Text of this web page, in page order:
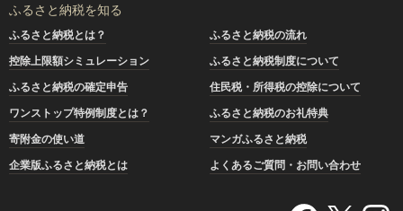
ふるさと納税を知る
ふるさと納税とは？
ふるさと納税の流れ
控除上限額シミュレーション
ふるさと納税制度について
ふるさと納税の確定申告
住民税・所得税の控除について
ワンストップ特例制度とは？
ふるさと納税のお礼特典
寄附金の使い道
マンガふるさと納税
企業版ふるさと納税とは
よくあるご質問・お問い合わせ